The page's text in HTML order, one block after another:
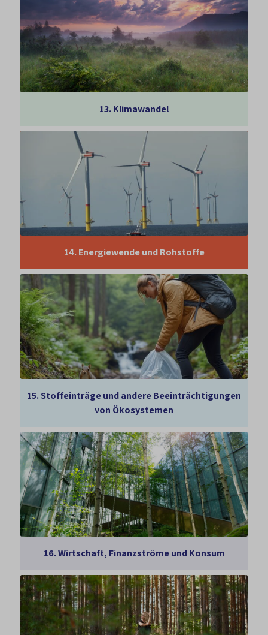
13.Klimawandel
14.Energiewende und Rohstoffe
15.Stoffeinträge und andere Beeinträchtigungen
von Ökosystemen
16.Wirtschaft, Finanzströme und Konsum